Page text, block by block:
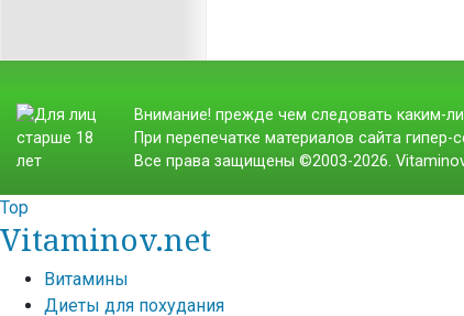
Внимание! прежде чем следовать каким-
При перепечатке материалов сайта гипер-
Все права защищены ©2003-2026.
Top
Vitaminov.net
Витамины
Диеты для похудания